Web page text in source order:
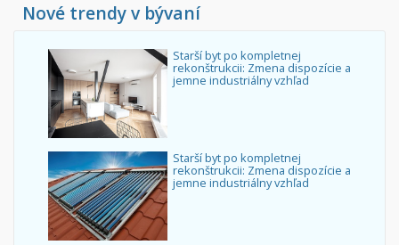
Nové trendy v bývaní
Starší byt po kompletnej
rekonštrukcii: Zmena dispozície a
jemne industriálny vzhľad
Starší byt po kompletnej
rekonštrukcii: Zmena dispozície a
jemne industriálny vzhľad